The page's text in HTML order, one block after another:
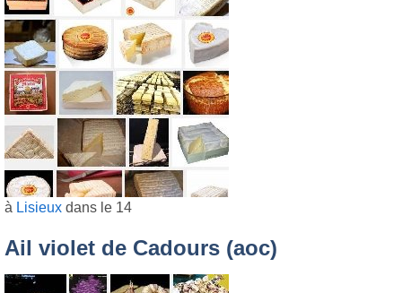
à Lisieux dans le 14
Ail violet de Cadours (aoc)